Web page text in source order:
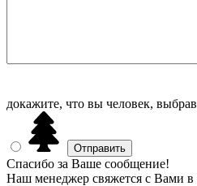
докажите, что вы человек, выбрав
Спасибо за Ваше сообщение!
Наш менеджер свяжется с Вами